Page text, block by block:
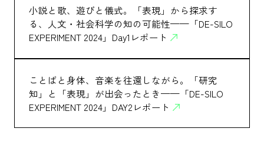
小説と歌、遊びと儀式。「表現」から探求す
る、人文・社会科学の知の可能性——「DE-SILO
EXPERIMENT 2024」Day1レポート
ことばと身体、音楽を往還しながら。「研究
知」と「表現」が出会ったとき——「DE-SILO
EXPERIMENT 2024」DAY2レポート